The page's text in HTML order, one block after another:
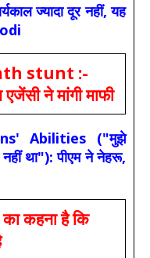
ज्यादा दूर नहीं, यह
stunt :-
ने मांगी माफी
Abilities ("मुझे
नहीं था"): पीएम ने नेहरू,
कहना है कि